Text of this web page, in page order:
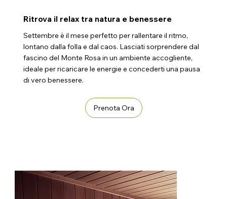
Ritrova il relax tra natura e benessere
Settembre è il mese perfetto per rallentare il ritmo,
lontano dalla folla e dal caos. Lasciati sorprendere dal
fascino del Monte Rosa in un ambiente accogliente,
ideale per ricaricare le energie e concederti una pausa
di vero benessere.
Prenota Ora